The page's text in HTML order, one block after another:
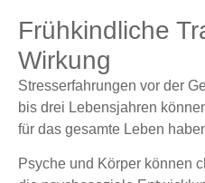
Frühkindliche
Wirkung
Stresserfahrungen vor der
bis drei Lebensjahren
für das gesamte Leben
Psyche und Körper können